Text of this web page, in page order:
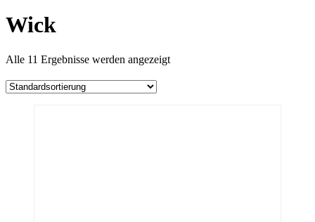
Wick
Alle 11 Ergebnisse werden angezeigt